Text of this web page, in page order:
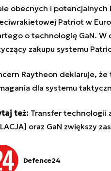
obecnych i potencjalnych
Patriot w
o technologię GaN. W
zakupu systemu
Raytheon deklaruje, że
dla systemu
też: Transfer technologii
oraz GaN zwiększy
Defence24